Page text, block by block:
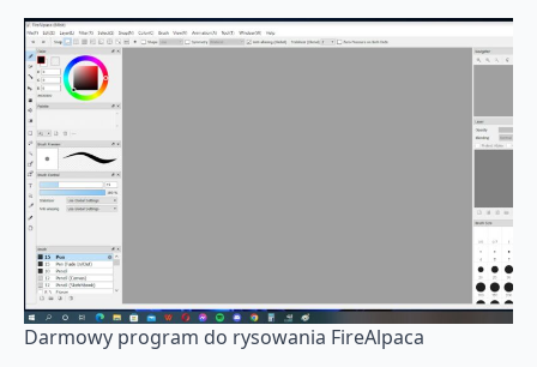
Darmowy program do rysowania FireAlpaca